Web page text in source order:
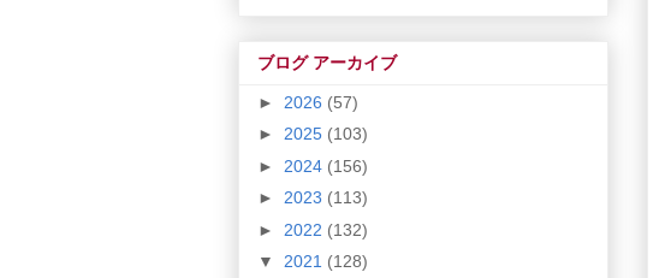
ブログ アーカイブ
► 2026 (57)
► 2025 (103)
► 2024 (156)
► 2023 (113)
► 2022 (132)
▼ 2021 (128)